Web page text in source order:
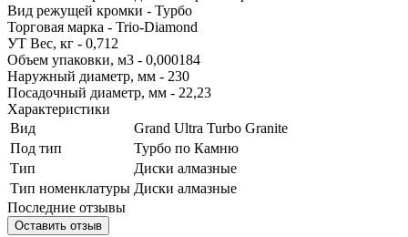
Вид режущей кромки - Турбо
Торговая марка - Trio-Diamond
УТ Вес, кг - 0,712
Объем упаковки, м3 - 0,000184
Наружный диаметр, мм - 230
Посадочный диаметр, мм - 22,23
Характеристики
Вид
Grand Ultra Turbo Granite
Под тип
Турбо по Камню
Тип
Диски алмазные
Тип номенклатуры Диски алмазные
Последние отзывы
Оставить отзыв